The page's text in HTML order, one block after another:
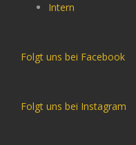
Intern
Folgt uns bei Facebook
Folgt uns bei Instagram